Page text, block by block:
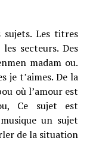
sujets. Les titres
secteurs. Des
madam ou.
je t’aimes. De la
où l’amour est
Ce sujet est
un sujet
de la situation